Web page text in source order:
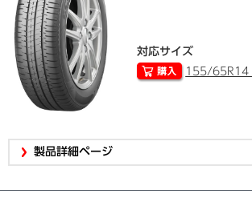
対応サイズ
155/65R14
製品詳細ページ